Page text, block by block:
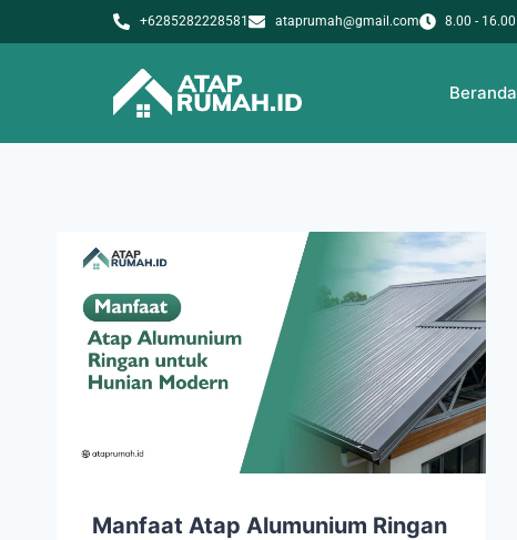
+6285282228581 ataprumah@gmail.com 8.00 - 16.00
Beranda
Manfaat Atap Alumunium Ringan